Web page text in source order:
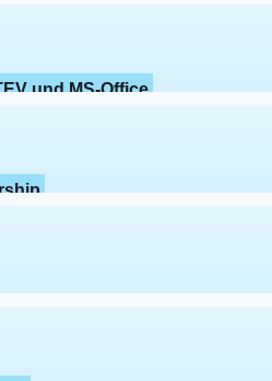
und MS-Office